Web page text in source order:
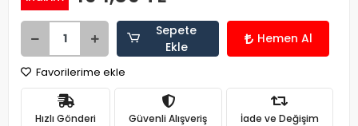
Sepete
Ekle
Hemen Al
Favorilerime ekle
Hızlı Gönderi Güvenli Alışveriş İade ve Değişim